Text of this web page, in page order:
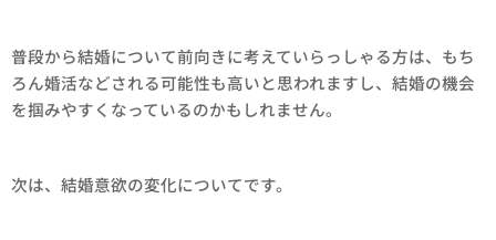
普段から結婚について前向きに考えていらっしゃる方は、もち
ろん婚活などされる可能性も高いと思われますし、結婚の機会
を掴みやすくなっているのかもしれません。
次は、結婚意欲の変化についてです。